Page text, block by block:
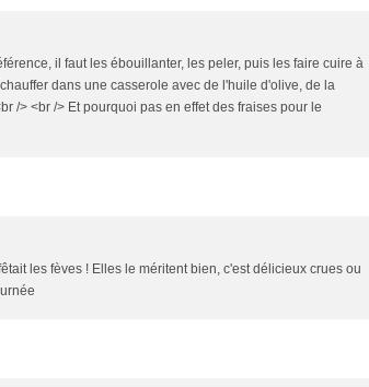
il faut les ébouillanter, les peler, puis les faire cuire à
dans une casserole avec de l'huile d'olive, de la
/> <br /> Et pourquoi pas en effet des fraises pour le
les fèves ! Elles le méritent bien, c'est délicieux crues ou